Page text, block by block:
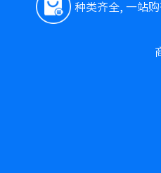
种类齐全, 一站购